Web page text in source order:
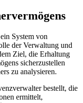
System von
der Verwaltung und
Ziel, die Erhaltung
sicherzustellen
zu analysieren.
bestellt, die
ermittelt,